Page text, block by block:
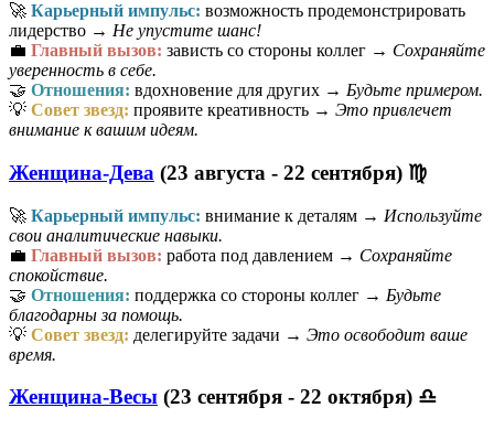
🚀 Карьерный импульс: возможность продемонстрировать
лидерство → Не упустите шанс!
💼 Главный вызов: зависть со стороны коллег → Сохраняйте
уверенность в себе.
🤝 Отношения: вдохновение для других → Будьте примером.
💡 Совет звезд: проявите креативность → Это привлечет
внимание к вашим идеям.
Женщина-Дева (23 августа - 22 сентября) ♍
🚀 Карьерный импульс: внимание к деталям → Используйте
свои аналитические навыки.
💼 Главный вызов: работа под давлением → Сохраняйте
спокойствие.
🤝 Отношения: поддержка со стороны коллег → Будьте
благодарны за помощь.
💡 Совет звезд: делегируйте задачи → Это освободит ваше
время.
Женщина-Весы (23 сентября - 22 октября) ♎